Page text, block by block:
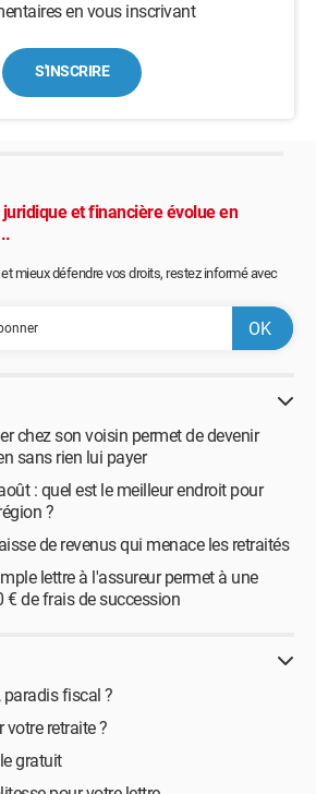
en vous inscrivant
S'INSCRIRE
et financière évolue en
mieux défendre vos droits, restez informé avec
chez son voisin permet de devenir
sans rien lui payer
: quel est le meilleur endroit pour
?
de revenus qui menace les retraités
lettre à l'assureur permet à une
de frais de succession
fiscal ?
votre retraite ?
gratuit